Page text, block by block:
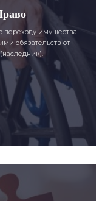
переходу имущества
обязательств от